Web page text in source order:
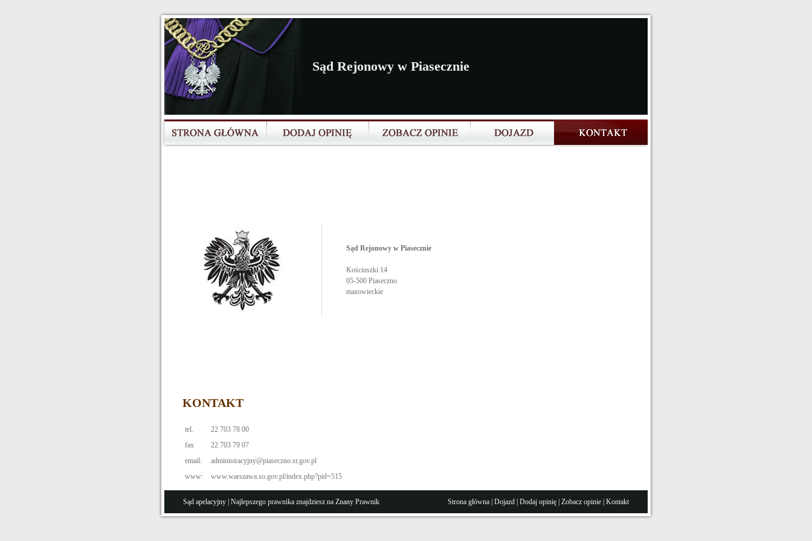
Sąd Rejonowy w Piasecznie
Sąd Rejonowy w Piasecznie
Kościuszki 14
05-500 Piaseczno
mazowieckie
KONTAKT
tel.
22 703 78 00
fax
22 703 79 07
email:
administracyjny@piaseczno.sr.gov.pl
www:
www.warszawa.so.gov.pl/index.php?pid=515
Sąd apelacyjny | Najlepszego prawnika znajdziesz na Znany Prawnik Strona główna Dojazd Dodaj opinię Zobacz opinie Kontakt